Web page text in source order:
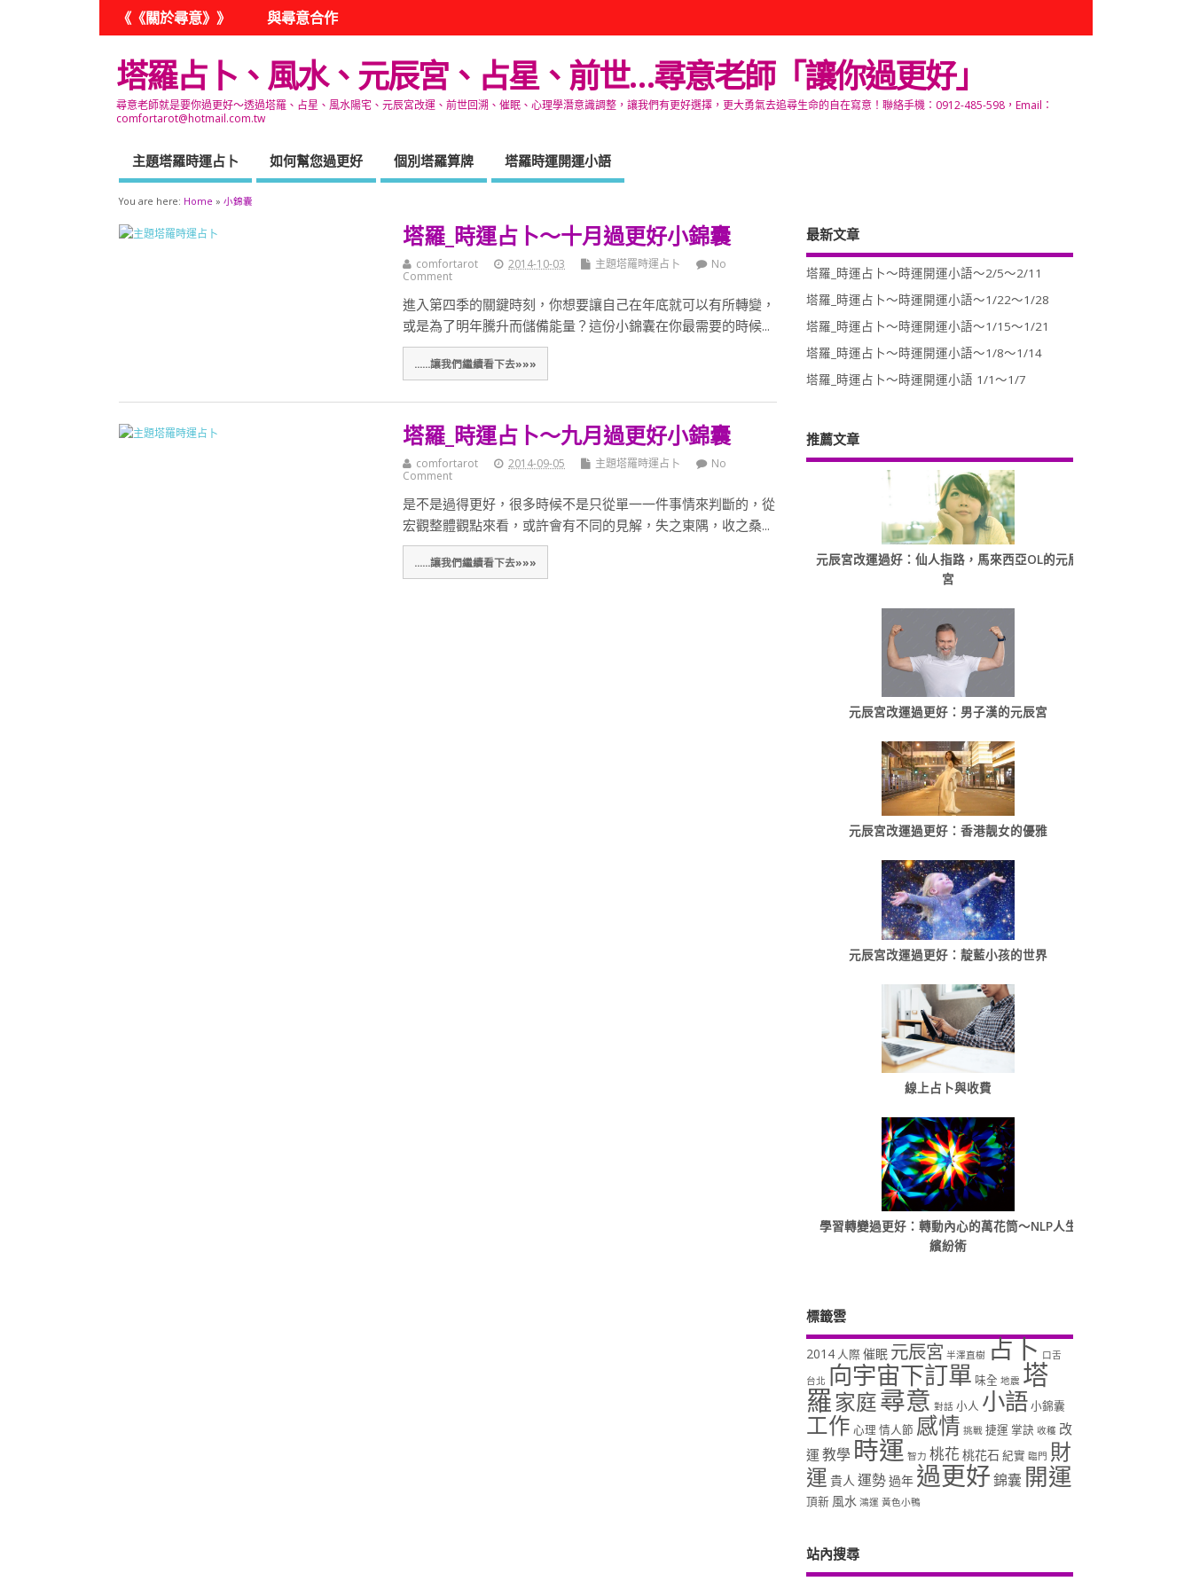
《《關於尋意》》 與尋意合作
塔羅占卜、風水、元辰宮、占星、前世…尋意老師「讓你過更好」
尋意老師就是要你過更好～透過塔羅、占星、風水陽宅、元辰宮改運、前世回溯、催眠、心理學潛意識調整，讓我們有更好選擇，更大勇氣去追尋生命的自在寫意！聯絡手機：0912-485-598，Email：
comfortarot@hotmail.com.tw
主題塔羅時運占卜 如何幫您過更好 個別塔羅算牌 塔羅時運開運小語
You are here: Home »小錦囊
塔羅_時運占卜～十月過更好小錦囊
comfortarot 2014-10-03 主題塔羅時運占卜
No
Comment
進入第四季的關鍵時刻，你想要讓自己在年底就可以有所轉變，
或是為了明年騰升而儲備能量？這份小錦囊在你最需要的時候...
......讓我們繼續看下去»»»
塔羅_時運占卜～九月過更好小錦囊
comfortarot 2014-09-05 主題塔羅時運占卜
No
Comment
是不是過得更好，很多時候不是只從單一一件事情來判斷的，從
宏觀整體觀點來看，或許會有不同的見解，失之東隅，收之桑...
......讓我們繼續看下去»»»
最新文章
塔羅_時運占卜～時運開運小語～2/5～2/11
塔羅_時運占卜～時運開運小語～1/22～1/28
塔羅_時運占卜～時運開運小語～1/15～1/21
塔羅_時運占卜～時運開運小語～1/8～1/14
塔羅_時運占卜～時運開運小語 1/1～1/7
推薦文章
元辰宮改運過好：仙人指路，馬來西亞OL的元辰
宮
元辰宮改運過更好：男子漢的元辰宮
元辰宮改運過更好：香港靓女的優雅
元辰宮改運過更好：靛藍小孩的世界
線上占卜與收費
學習轉變過更好：轉動內心的萬花筒～NLP人生
繽紛術
標籤雲
2014 人際 催眠 元辰宮 半澤直樹 占卜 口舌
台北 向宇宙下訂單 味全 地震 塔
羅家庭尋意 對話 小人 小語 小錦囊
工作 心理 情人節 感情 挑戰 捷運 掌訣 收穫 改
運 教學 時運 智力 桃花 桃花石 紀實 臨門 財
運 貴人 運勢過年 過更好錦囊 開運
頂新 風水 鴻運 黃色小鴨
站內搜尋